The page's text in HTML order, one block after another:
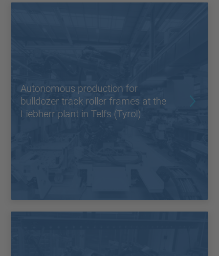
Autonomous production for
bulldozer track roller frames at the
Liebherr plant in Telfs (Tyrol)